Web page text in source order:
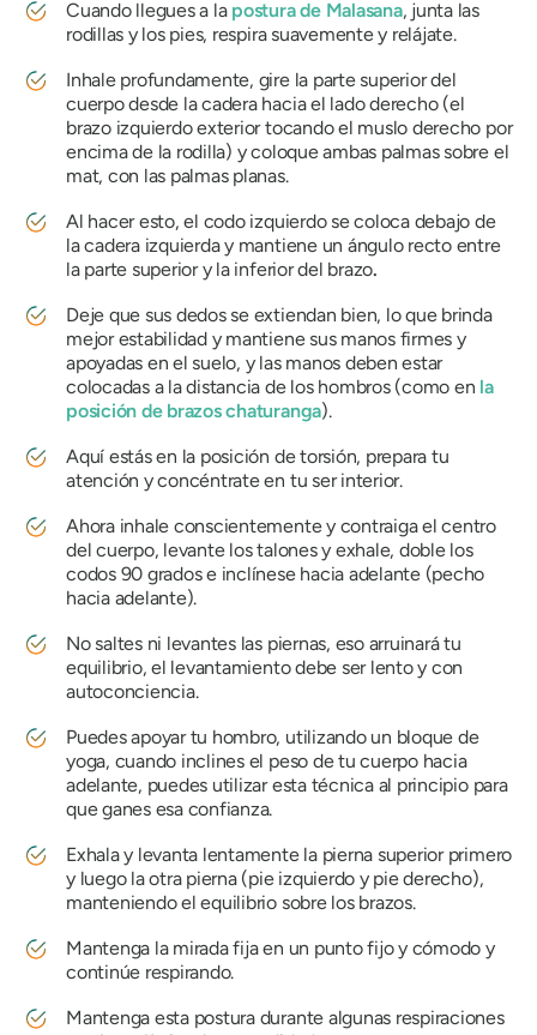
Cuando llegues a la postura de Malasana, junta las
rodillas y los pies, respira suavemente y relájate.
Inhale profundamente, gire la parte superior del
cuerpo desde la cadera hacia el lado derecho (el
brazo izquierdo exterior tocando el muslo derecho por
encima de la rodilla) y coloque ambas palmas sobre el
mat, con las palmas planas.
Al hacer esto, el codo izquierdo se coloca debajo de
la cadera izquierda y mantiene un ángulo recto entre
la parte superior y la inferior del brazo.
Deje que sus dedos se extiendan bien, lo que brinda
mejor estabilidad y mantiene sus manos firmes y
apoyadas en el suelo, y las manos deben estar
colocadas a la distancia de los hombros (como en la
posición de brazos chaturanga).
Aquí estás en la posición de torsión, prepara tu
atención y concéntrate en tu ser interior.
Ahora inhale conscientemente y contraiga el centro
del cuerpo, levante los talones y exhale, doble los
codos 90 grados e inclínese hacia adelante (pecho
hacia adelante).
No saltes ni levantes las piernas, eso arruinará tu
equilibrio, el levantamiento debe ser lento y con
autoconciencia.
Puedes apoyar tu hombro, utilizando un bloque de
yoga, cuando inclines el peso de tu cuerpo hacia
adelante, puedes utilizar esta técnica al principio para
que ganes esa confianza.
Exhala y levanta lentamente la pierna superior primero
y luego la otra pierna (pie izquierdo y pie derecho),
manteniendo el equilibrio sobre los brazos.
Mantenga la mirada fija en un punto fijo y cómodo y
continúe respirando.
Mantenga esta postura durante algunas respiraciones